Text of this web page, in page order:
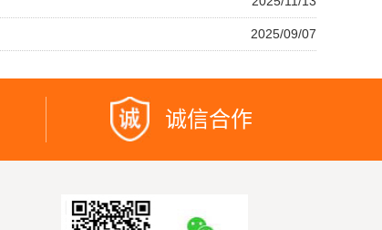
2025/09/07
诚信合作